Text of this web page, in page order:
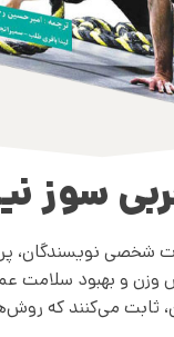
سوز
نویسندگان،
وزن و بهبود سلامت
ثابت می‌کنند که